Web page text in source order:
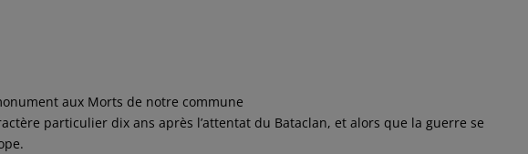
aux Morts de notre commune
particulier dix ans après l’attentat du Bataclan, et alors que la guerre se